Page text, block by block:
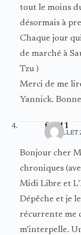
tout le moins
désormais à
Chaque jour
de marché à
Tzu )
Merci de me
Yannick.
fred11
22 JUILLET
Bonjour cher
chroniques
Midi Libre et
Dépêche et je
récurrente me
m’interpelle.